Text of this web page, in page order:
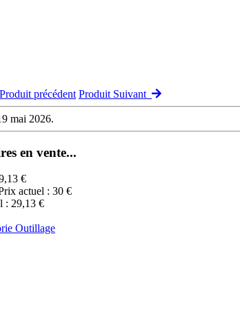
Produit précédent Produit Suivant
mai 2026.
en vente...
€
actuel : 30 €
: 29,13 €
Outillage